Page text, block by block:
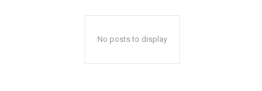
No posts to display